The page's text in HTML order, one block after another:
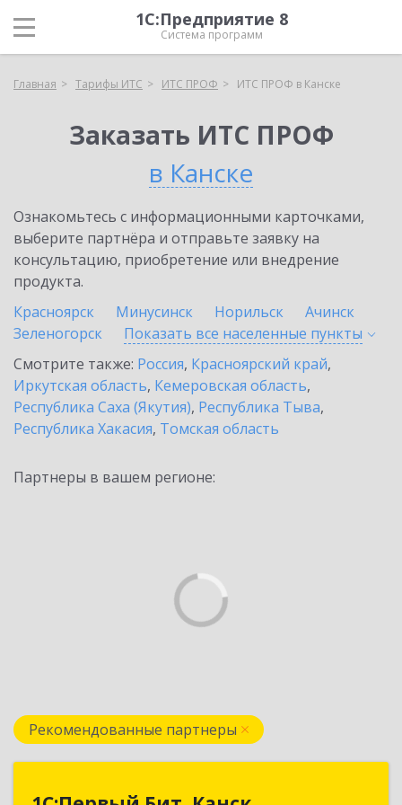
1С:Предприятие 8
Система программ
Главная Тарифы ИТС ИТС ПРОФ ИТС ПРОФ в Канске
Заказать ИТС ПРОФ
в Канске
Ознакомьтесь с информационными карточками,
выберите партнёра и отправьте заявку на
консультацию, приобретение или внедрение
продукта.
Красноярск
Минусинск Норильск
Ачинск
Зеленогорск
Показать все населенные пункты
Смотрите также: Россия, Красноярский край,
Иркутская область, Кемеровская область,
Республика Саха (Якутия), Республика Тыва,
Республика Хакасия, Томская область
Партнеры в вашем регионе:
Рекомендованные партнеры